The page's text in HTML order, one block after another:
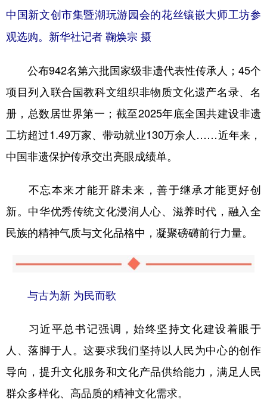
中国新文创市集暨潮玩游园会的花丝镶嵌大师工坊参
观选购。新华社记者 鞠焕宗 摄
公布942名第六批国家级非遗代表性传承人；45个
项目列入联合国教科文组织非物质文化遗产名录、名
册，总数居世界第一；截至2025年底全国共建设非遗
工坊超过1.49万家、带动就业130万余人……近年来，
中国非遗保护传承交出亮眼成绩单。
不忘本来才能开辟未来，善于继承才能更好创
新。中华优秀传统文化浸润人心、滋养时代，融入全
民族的精神气质与文化品格中，凝聚磅礴前行力量。
与古为新 为民而歌
习近平总书记强调，始终坚持文化建设着眼于
人、落脚于人。这要求我们坚持以人民为中心的创作
导向，提升文化服务和文化产品供给能力，满足人民
群众多样化、高品质的精神文化需求。